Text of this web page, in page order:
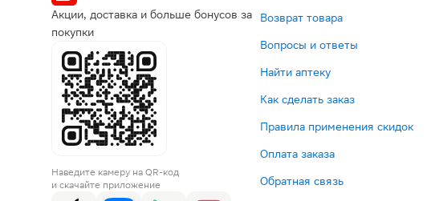
Акции, доставка и больше бонусов за
покупки
Наведите камеру на QR-код
и скачайте приложение
Возврат товара
Вопросы и ответы
Найти аптеку
Как сделать заказ
Правила применения скидок
Оплата заказа
Обратная связь